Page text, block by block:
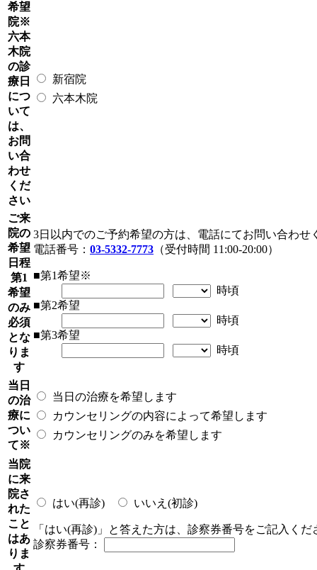
希望
院※
六本
木院
の診
療日
につ
いて
は、
お問
い合
わせ
くだ
さい
新宿院
六本木院
ご来
院の
希望
日程
第1
希望
のみ
必須
とな
りま
す
3日以内でのご予約希望の方は、電話にてお問い合わせ
電話番号： 03-5332-7773 （受付時間 11:00-20:00）
■第1希望※
時頃
■第2希望
時頃
■第3希望
時頃
当日
の治
療に
つい
て※
当日の治療を希望します
カウンセリングの内容によって希望します
カウンセリングのみを希望します
当院
に来
院さ
れた
こと
はあ
りま
はい(再診) いいえ(初診)
「はい(再診)」と答えた方は、診察券番号をご記入くだ
診察券番号：